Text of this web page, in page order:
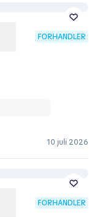
FORHANDLER
10 juli 2026
FORHANDLER